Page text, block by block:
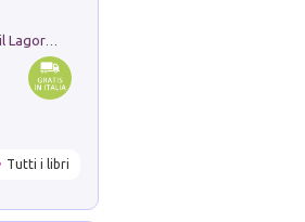
Tutti i libri